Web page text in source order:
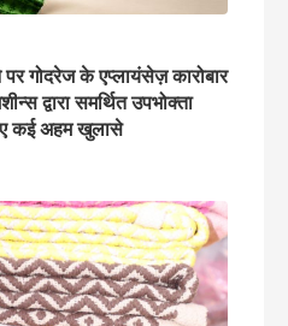
गोदरेज के एप्लायंसेज़ कारोबार
द्वारा समर्थित उपभोक्ता
कई अहम खुलासे